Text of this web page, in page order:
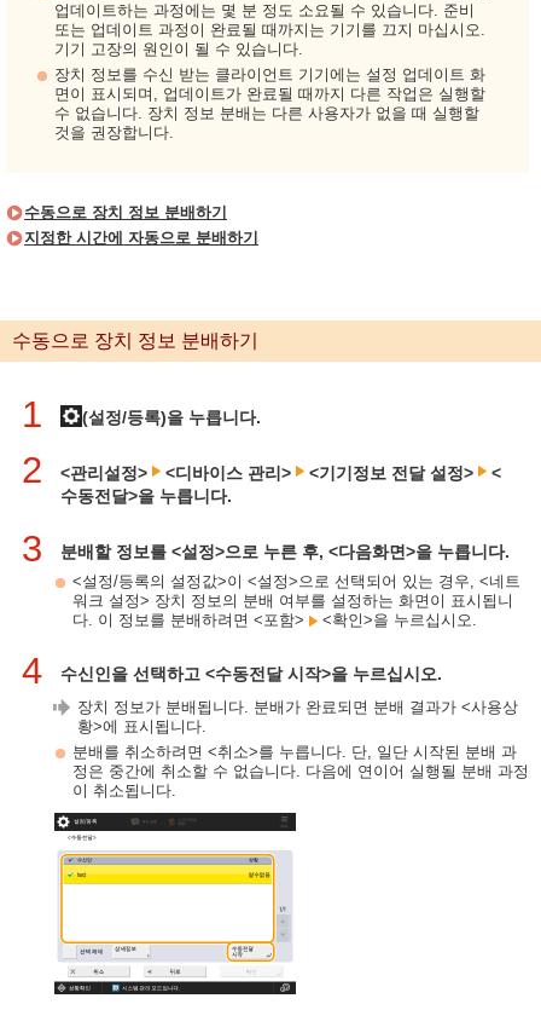
업데이트하는 과정에는 몇 분 정도 소요될 수 있습니다. 준비
또는 업데이트 과정이 완료될 때까지는 기기를 끄지 마십시오.
기기 고장의 원인이 될 수 있습니다.
장치 정보를 수신 받는 클라이언트 기기에는 설정 업데이트 화
면이 표시되며, 업데이트가 완료될 때까지 다른 작업은 실행할
수 없습니다. 장치 정보 분배는 다른 사용자가 없을 때 실행할
것을 권장합니다.
수동으로 장치 정보 분배하기
지정한 시간에 자동으로 분배하기
수동으로 장치 정보 분배하기
1 (설정/등록)을 누릅니다.
2 <관리설정> <디바이스 관리> <기기정보 전달 설정>
<
수동전달>을 누릅니다.
3 분배할 정보를 <설정>으로 누른 후, <다음화면>을 누릅니다.
<설정/등록의 설정값>이 <설정>으로 선택되어 있는 경우, <네트
워크 설정> 장치 정보의 분배 여부를 설정하는 화면이 표시됩니
다. 이 정보를 분배하려면 <포함>
<확인>을 누르십시오.
4 수신인을 선택하고 <수동전달 시작>을 누르십시오.
장치 정보가 분배됩니다. 분배가 완료되면 분배 결과가 <사용상
황>에 표시됩니다.
분배를 취소하려면 <취소>를 누릅니다. 단, 일단 시작된 분배 과
정은 중간에 취소할 수 없습니다. 다음에 연이어 실행될 분배 과정
이 취소됩니다.